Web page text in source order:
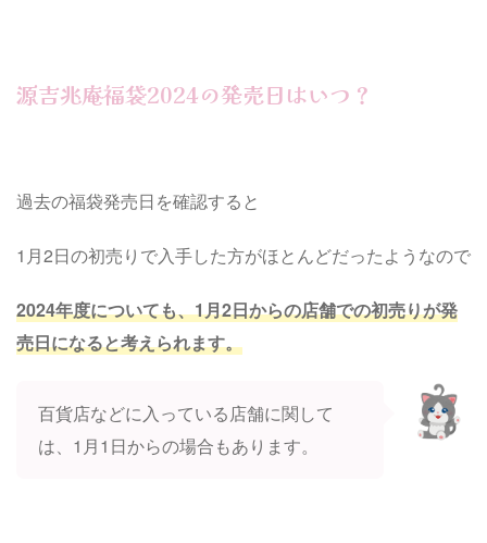
源吉兆庵福袋2024の発売日はいつ？
過去の福袋発売日を確認すると
1月2日の初売りで入手した方がほとんどだったようなので
2024年度についても、1月2日からの店舗での初売りが発
売日になると考えられます。
百貨店などに入っている店舗に関して
は、1月1日からの場合もあります。